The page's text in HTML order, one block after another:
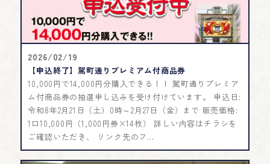
2026/02/19
【申込終了】駕町通りプレミアム付商品券
10,000円で14,000円分購入できる！！ 駕町通りプレミア
ム付商品券の抽選申し込みを受け付けています。 申込日:
令和8年2月21日（土）0時～2月27日（金）まで 販売価格:
1口10,000円（1,000円券×14枚） 詳しい内容はチラシを
ご確認いただき、 リンク先のフ...